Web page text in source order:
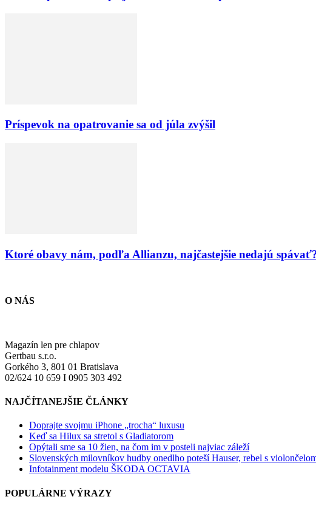
Príspevok na opatrovanie sa od júla zvýšil
Ktoré obavy nám, podľa Allianzu, najčastejšie nedajú
O NÁS
Magazín len pre chlapov
Gertbau s.r.o.
Gorkého 3, 801 01 Bratislava
02/624 10 659 I 0905 303 492
NAJČÍTANEJŠIE ČLÁNKY
Doprajte svojmu iPhone „trocha“ luxusu
Keď sa Hilux sa stretol s Gladiatorom
Opýtali sme sa 10 žien, na čom im v posteli najviac záleží
Slovenských milovníkov hudby onedlho poteší Hauser, rebel s
Infotainment modelu ŠKODA OCTAVIA
POPULÁRNE VÝRAZY